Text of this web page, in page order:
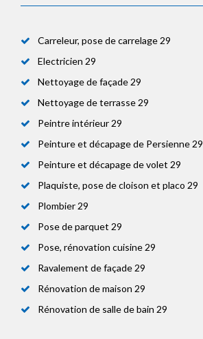
Carreleur, pose de carrelage 29
Electricien 29
Nettoyage de façade 29
Nettoyage de terrasse 29
Peintre intérieur 29
Peinture et décapage de Persienne 29
Peinture et décapage de volet 29
Plaquiste, pose de cloison et placo 29
Plombier 29
Pose de parquet 29
Pose, rénovation cuisine 29
Ravalement de façade 29
Rénovation de maison 29
Rénovation de salle de bain 29